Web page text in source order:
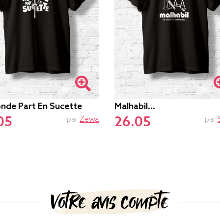
Part En Sucette
par Zewa
Malhabil...
26.05 par
Votre avis compte